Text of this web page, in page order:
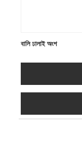
বালি ঢালাই অংশ